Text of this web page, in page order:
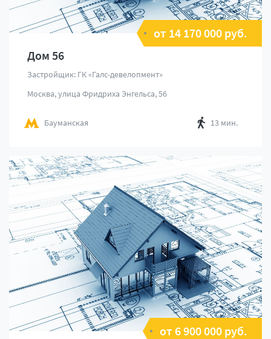
от 14 170 000 руб.
Дом 56
Застройщик: ГК «Галс-девелопмент»
Москва, улица Фридриха Энгельса, 56
Бауманская 13 мин.
от 6 900 000 руб.